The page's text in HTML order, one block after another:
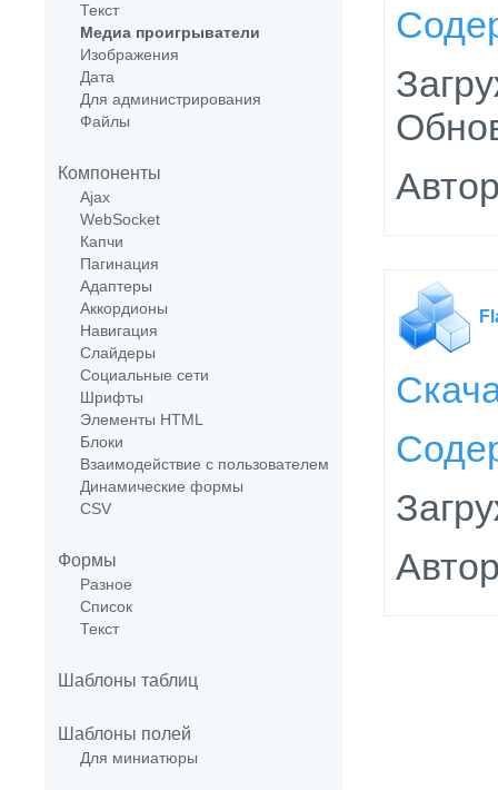
Текст
Медиа проигрыватели
Изображения
Дата
Для администрирования
Файлы
Компоненты
Ajax
WebSocket
Капчи
Пагинация
Адаптеры
Аккордионы
Навигация
Слайдеры
Социальные сети
Шрифты
Элементы HTML
Блоки
Взаимодействие с пользователем
Динамические формы
CSV
Формы
Разное
Список
Текст
Шаблоны таблиц
Шаблоны полей
Для миниатюры